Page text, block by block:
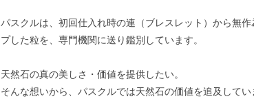
パスクルは、初回仕入れ時の連（ブレスレット）から無作
プした粒を、専門機関に送り鑑別しています。
天然石の真の美しさ・価値を提供したい。
そんな想いから、パスクルでは天然石の価値を追及してい